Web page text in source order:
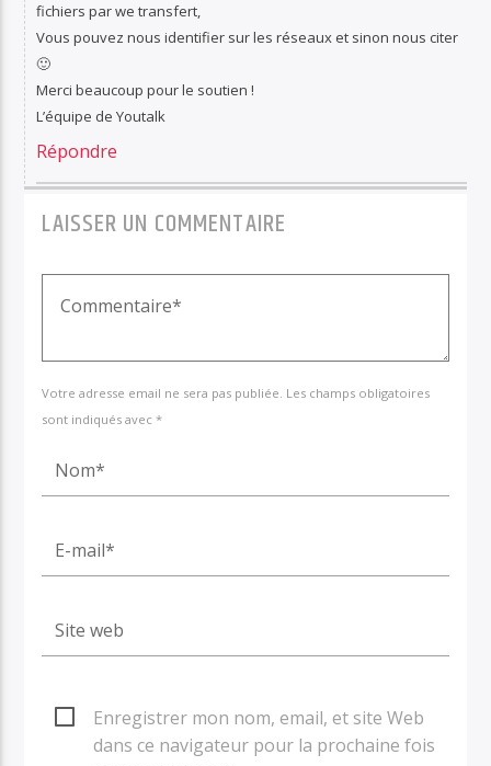
fichiers par we transfert,
Vous pouvez nous identifier sur les réseaux et sinon nous citer
🙂
Merci beaucoup pour le soutien !
L’équipe de Youtalk
Répondre
LAISSER UN COMMENTAIRE
Votre adresse email ne sera pas publiée. Les champs obligatoires
sont indiqués avec *
Enregistrer mon nom, email, et site Web
dans ce navigateur pour la prochaine fois